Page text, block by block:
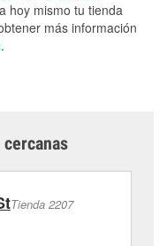
hoy mismo tu tienda
más información
.
Tienda 2207